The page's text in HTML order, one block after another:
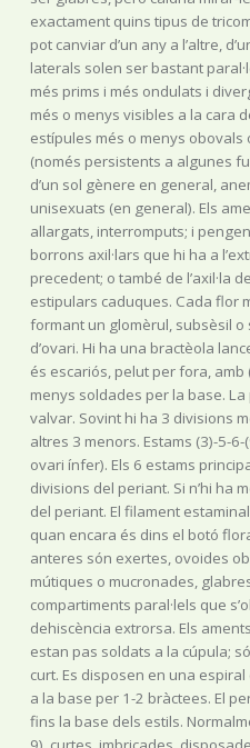
exactament quins tipus de
pot canviar d’un any a l’altre,
laterals solen ser bastant
més prims i més ondulats i
més o menys visibles a la cara
estípules més o menys
(només persistents a algunes
d’un sol gènere en general,
unisexuats (en general). Els
allargats, interromputs; i
borrons axil·lars que hi ha a
precedent; o també de l’axil·la
estipulars caduques. Cada flor
formant un glomèrul, subsèsil
d’ovari. Hi ha una bractèola
és escariós, pelut per fora, amb
menys soldades per la base.
valvar. Sovint hi ha 3 divisions
altres 3 menors. Estams (3)-5-
ovari ínfer). Els 6 estams
divisions del periant. Si n’hi ha
del periant. El filament
quan encara és dins el botó
anteres són exertes, ovoides
mútiques o mucronades,
compartiments paral·lels que
dehiscència extrorsa. Els
estan pas soldats a la cúpula;
curt. Es disposen en una
a la base per 1-2 bràctees. El
fins la base dels estils.